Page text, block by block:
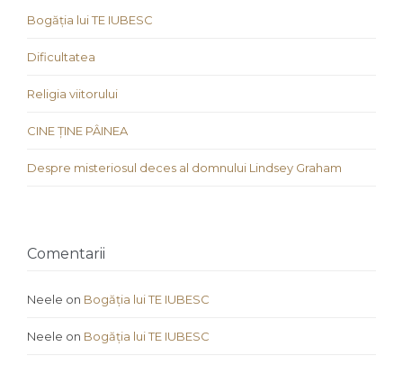
Bogăția lui TE IUBESC
Dificultatea
Religia viitorului
CINE ȚINE PÂINEA
Despre misteriosul deces al domnului Lindsey Graham
Comentarii
Neele on Bogăția lui TE IUBESC
Neele on Bogăția lui TE IUBESC